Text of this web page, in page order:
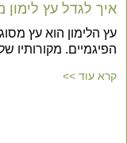
איך לגדל עץ
עץ הלימון הוא עץ
הפיגמיים. מקורותיו
קרא עוד >>